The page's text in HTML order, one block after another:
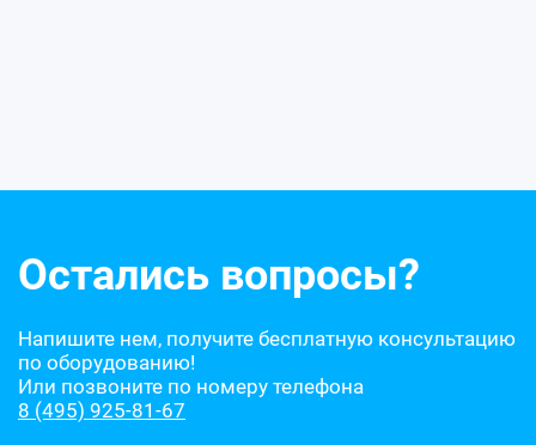
Остались вопросы?
Напишите нем, получите бесплатную консультацию
по оборудованию!
Или позвоните по номеру телефона
8 (495) 925-81-67